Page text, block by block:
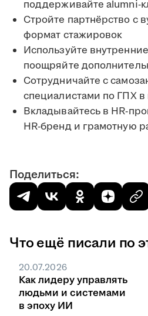
поддерживайте alumni-
Стройте партнёрство с
формат стажировок
Используйте
поощряйте
Сотрудничайте с
специалистами по ГПХ
Вкладывайтесь в HR-
HR-бренд и грамотную
Поделиться:
Что ещё писали по
20.07.2026
Как лидеру управлять
людьми и системами
в эпоху ИИ